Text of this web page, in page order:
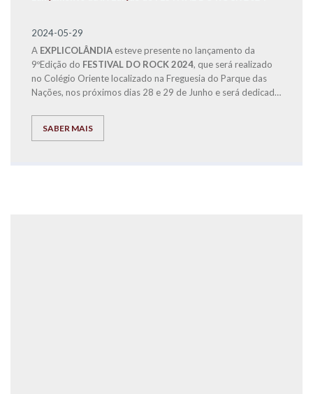
2024-05-29
A EXPLICOLÂNDIA esteve presente no lançamento da
9ºEdição do FESTIVAL DO ROCK 2024, que será realizado
no Colégio Oriente localizado na Freguesia do Parque das
Nações, nos próximos dias 28 e 29 de Junho e será dedicada
SABER MAIS